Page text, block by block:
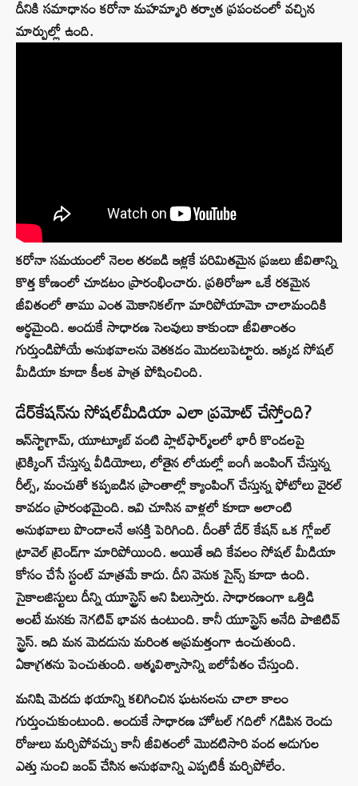
దీనికి సమాధానం కరోనా మహమ్మారి తర్వాత ప్రపంచంలో వచ్చిన
మార్పుల్లో ఉంది.
కరోనా సమయంలో నెలల తరబడి ఇళ్లకే పరిమితమైన ప్రజలు జీవితాన్ని
కొత్త కోణంలో చూడటం ప్రారంభించారు. ప్రతిరోజూ ఒకే రకమైన
జీవితంలో తాము ఎంత మెకానికల్‌గా మారిపోయామో చాలామందికి
అర్థమైంది. అందుకే సాధారణ సెలవులు కాకుండా జీవితాంతం
గుర్తుండిపోయే అనుభవాలను వెతకడం మొదలుపెట్టారు. ఇక్కడ సోషల్
మీడియా కూడా కీలక పాత్ర పోషించింది.
డేర్‌కేషన్‌ను సోషల్‌మీడియా ఎలా ప్రమోట్ చేస్తోంది?
ఇన్‌స్టాగ్రామ్, యూట్యూబ్ వంటి ప్లాట్‌ఫార్మ్‌లలో భారీ కొండలపై
ట్రెక్కింగ్ చేస్తున్న వీడియోలు, లోతైన లోయల్లో బంగీ జంపింగ్ చేస్తున్న
రీల్స్, మంచుతో కప్పబడిన ప్రాంతాల్లో క్యాంపింగ్ చేస్తున్న ఫోటోలు వైరల్
కావడం ప్రారంభమైంది. ఇవి చూసిన వాళ్లలో కూడా అలాంటి
అనుభవాలు పొందాలనే ఆసక్తి పెరిగింది. దీంతో డేర్ కేషన్ ఒక గ్లోబల్
ట్రావెల్ ట్రెండ్‌గా మారిపోయింది. అయితే ఇది కేవలం సోషల్ మీడియా
కోసం చేసే స్టంట్ మాత్రమే కాదు. దీని వెనుక సైన్స్ కూడా ఉంది.
సైకాలజిస్టులు దీన్ని యూస్ట్రెస్ అని పిలుస్తారు. సాధారణంగా ఒత్తిడి
అంటే మనకు నెగటివ్ భావన ఉంటుంది. కానీ యూస్ట్రెస్ అనేది పాజిటివ్
స్ట్రెస్. ఇది మన మెదడును మరింత అప్రమత్తంగా ఉంచుతుంది.
ఏకాగ్రతను పెంచుతుంది. ఆత్మవిశ్వాసాన్ని బలోపేతం చేస్తుంది.
మనిషి మెదడు భయాన్ని కలిగించిన ఘటనలను చాలా కాలం
గుర్తుంచుకుంటుంది. అందుకే సాధారణ హోటల్ గదిలో గడిపిన రెండు
రోజులు మర్చిపోవచ్చు కానీ జీవితంలో మొదటిసారి వంద అడుగుల
ఎత్తు నుంచి జంప్ చేసిన అనుభవాన్ని ఎప్పటికీ మర్చిపోలేం.